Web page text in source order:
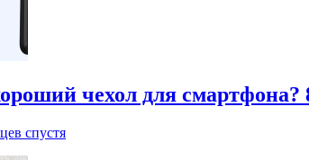
чехол для смартфона?
спустя